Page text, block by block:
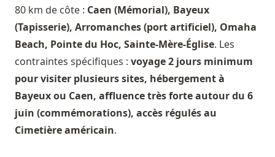
80 km de côte : Caen (Mémorial), Bayeux
(Tapisserie), Arromanches (port artificiel), Omaha
Beach, Pointe du Hoc, Sainte-Mère-Église. Les
contraintes spécifiques : voyage 2 jours minimum
pour visiter plusieurs sites, hébergement à
Bayeux ou Caen, affluence très forte autour du 6
juin (commémorations), accès régulés au
Cimetière américain.